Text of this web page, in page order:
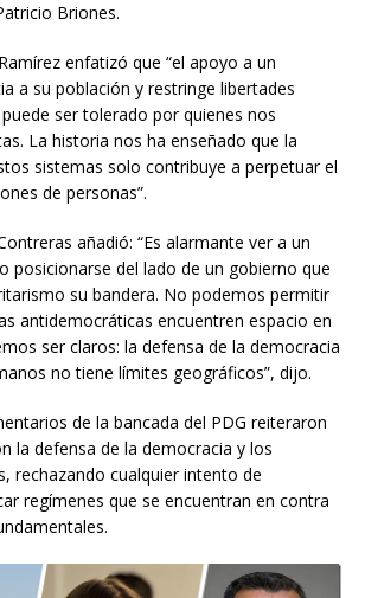
Briones.
enfatizó que “el apoyo a un
a su población y restringe libertades
ser tolerado por quienes nos
La historia nos ha enseñado que la
sistemas solo contribuye a perpetuar el
de personas”.
añadió: “Es alarmante ver a un
posicionarse del lado de un gobierno que
su bandera. No podemos permitir
antidemocráticas encuentren espacio en
ser claros: la defensa de la democracia
no tiene límites geográficos”, dijo.
de la bancada del PDG reiteraron
la defensa de la democracia y los
rechazando cualquier intento de
regímenes que se encuentran en contra